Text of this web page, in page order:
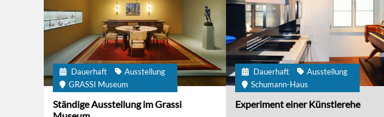
Dauerhaft
Ausstellung
GRASSI Museum
Ständige Ausstellung im Grassi
Dauerhaft
Ausstellung
Schumann-Haus
Experiment einer Künstlerehe